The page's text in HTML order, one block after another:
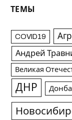
ТЕМЫ
COVID19
Андрей
Великая
ДНР